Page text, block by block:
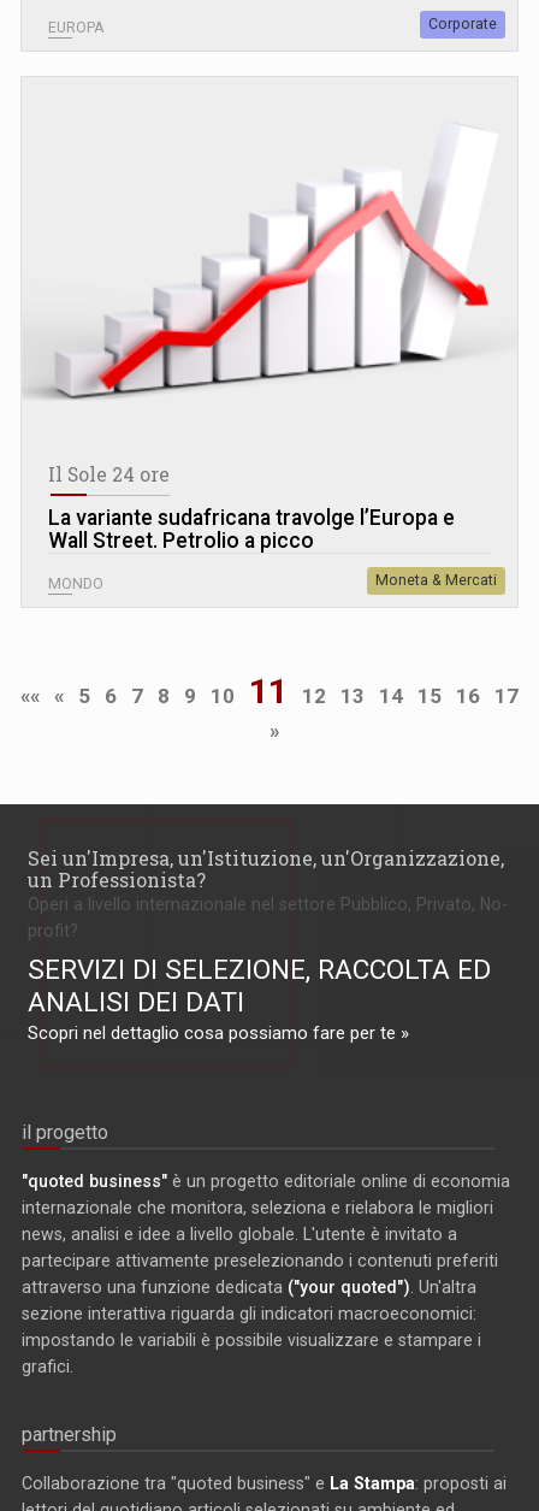
EUROPA Corporate
Il Sole 24 ore
La variante sudafricana travolge l’Europa e
Wall Street. Petrolio a picco
MONDO Moneta & Mercati
«« « 5 6 7 8 9 10 11 12 13 14 15 16
17
»
Sei un'Impresa, un'Istituzione, un'Organizzazione,
un Professionista?
Operi a livello internazionale nel settore Pubblico, Privato, No-
profit?
SERVIZI DI SELEZIONE, RACCOLTA ED
ANALISI DEI DATI
Scopri nel dettaglio cosa possiamo fare per te »
il progetto
"quoted business" è un progetto editoriale online di economia
internazionale che monitora, seleziona e rielabora le migliori
news, analisi e idee a livello globale. L'utente è invitato a
partecipare attivamente preselezionando i contenuti preferiti
attraverso una funzione dedicata ("your quoted"). Un'altra
sezione interattiva riguarda gli indicatori macroeconomici:
impostando le variabili è possibile visualizzare e stampare i
grafici.
partnership
Collaborazione tra "quoted business" e La Stampa: proposti ai